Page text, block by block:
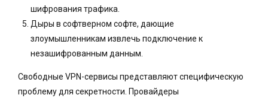
шифрования трафика.
Дыры в софтверном софте, дающие
злоумышленникам извлечь подключение к
незашифрованным данным.
Свободные VPN-сервисы представляют специфическую
проблему для секретности. Провайдеры